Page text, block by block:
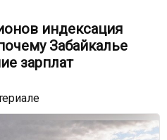
индексация
Забайкалье
зарплат